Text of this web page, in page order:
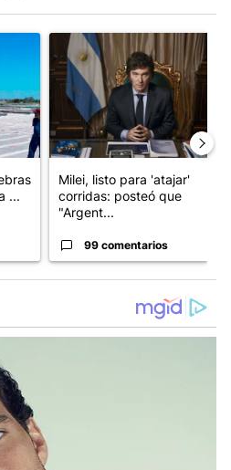
el título "Récord histórico de
...
Un artículo de tendencia
Milei, listo para 'atajar'
corridas: posteó que
"Argent...
99 comentarios